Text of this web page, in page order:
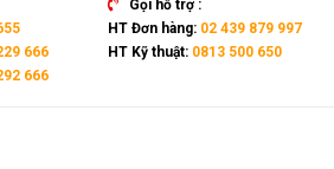
666
666
Gọi hỗ trợ :
HT Đơn hàng: 02 439 879 997
HT Kỹ thuật: 0813 500 650